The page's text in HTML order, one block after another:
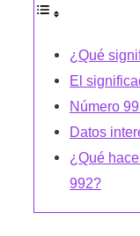
¿Qué
El
Número
Datos
¿Qué
992?